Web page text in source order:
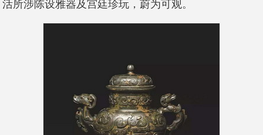
活所涉陈设雅器及宫廷珍玩，蔚为可观。